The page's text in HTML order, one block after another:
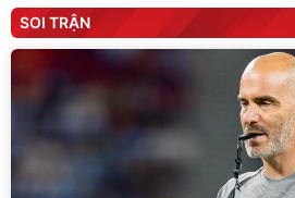
SOI TRẬN